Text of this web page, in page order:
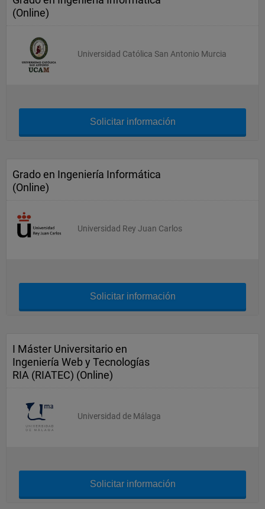
(Online)
Universidad Católica San Antonio Murcia
Solicitar información
Grado en Ingeniería Informática
(Online)
Universidad Rey Juan Carlos
Solicitar información
I Máster Universitario en
Ingeniería Web y Tecnologías
RIA (RIATEC) (Online)
Universidad de Málaga
Solicitar información